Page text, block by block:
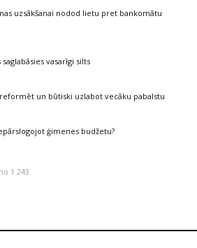
uzsākšanai nodod lietu pret bankomātu
vasarīgi silts
un būtiski uzlabot vecāku pabalstu
ģimenes budžetu?
1 243